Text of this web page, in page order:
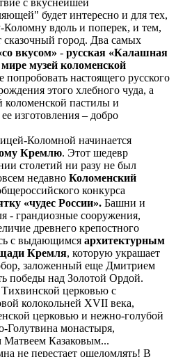
будет интересно и для тех,
Коломну вдоль и поперек, и тем,
сказочный город. Два самых
вкусом» - русская «Калашная
музей коломенской
попробовать настоящего русского
этого хлебного чуда, а
коломенской пастилы и
изготовления – добро
Коломной начинается
Кремлю. Этот шедевр
столетий ни разу не был
недавно Коломенский
конкурса
«чудес России». Башни и
- грандиозные сооружения,
древнего крепостного
с выдающимся архитектурным
Кремля, которую украшает
заложенный еще Дмитрием
победы над Золотой Ордой.
церковью с
колокольней XVII века,
церковью и нежно-голубой
Голутвина монастыря,
Матвеем Казаковым...
не перестает ошеломлять! В